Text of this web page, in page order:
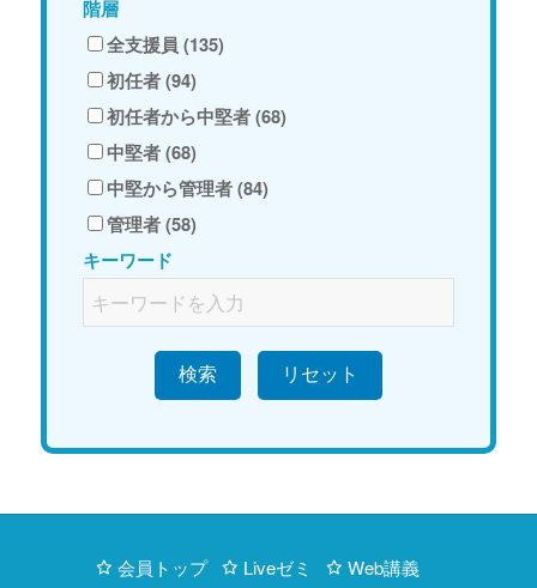
階層
全支援員 (135)
初任者 (94)
初任者から中堅者 (68)
中堅者 (68)
中堅から管理者 (84)
管理者 (58)
キーワード
検索
会員トップ Liveゼミ
Web講義